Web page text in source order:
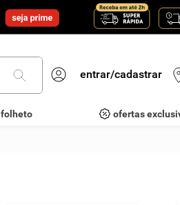
entrar/cadastrar
folheto ofertas